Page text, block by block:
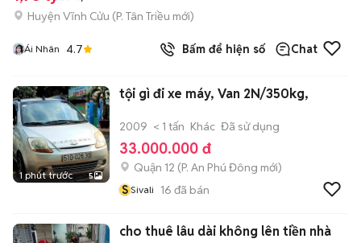
Huyện Vĩnh Cửu (P. Tân Triều mới)
Ái Nhân 4.7 Bấm để hiện số Chat
1 phút trước 5
tội gì đi xe máy, Van 2N/350kg,
2009 < 1 tấn Khác Đã sử dụng
33.000.000 đ
Quận 12 (P. An Phú Đông mới)
S Sivali 16 đã bán
cho thuê lâu dài không lên tiền nhà